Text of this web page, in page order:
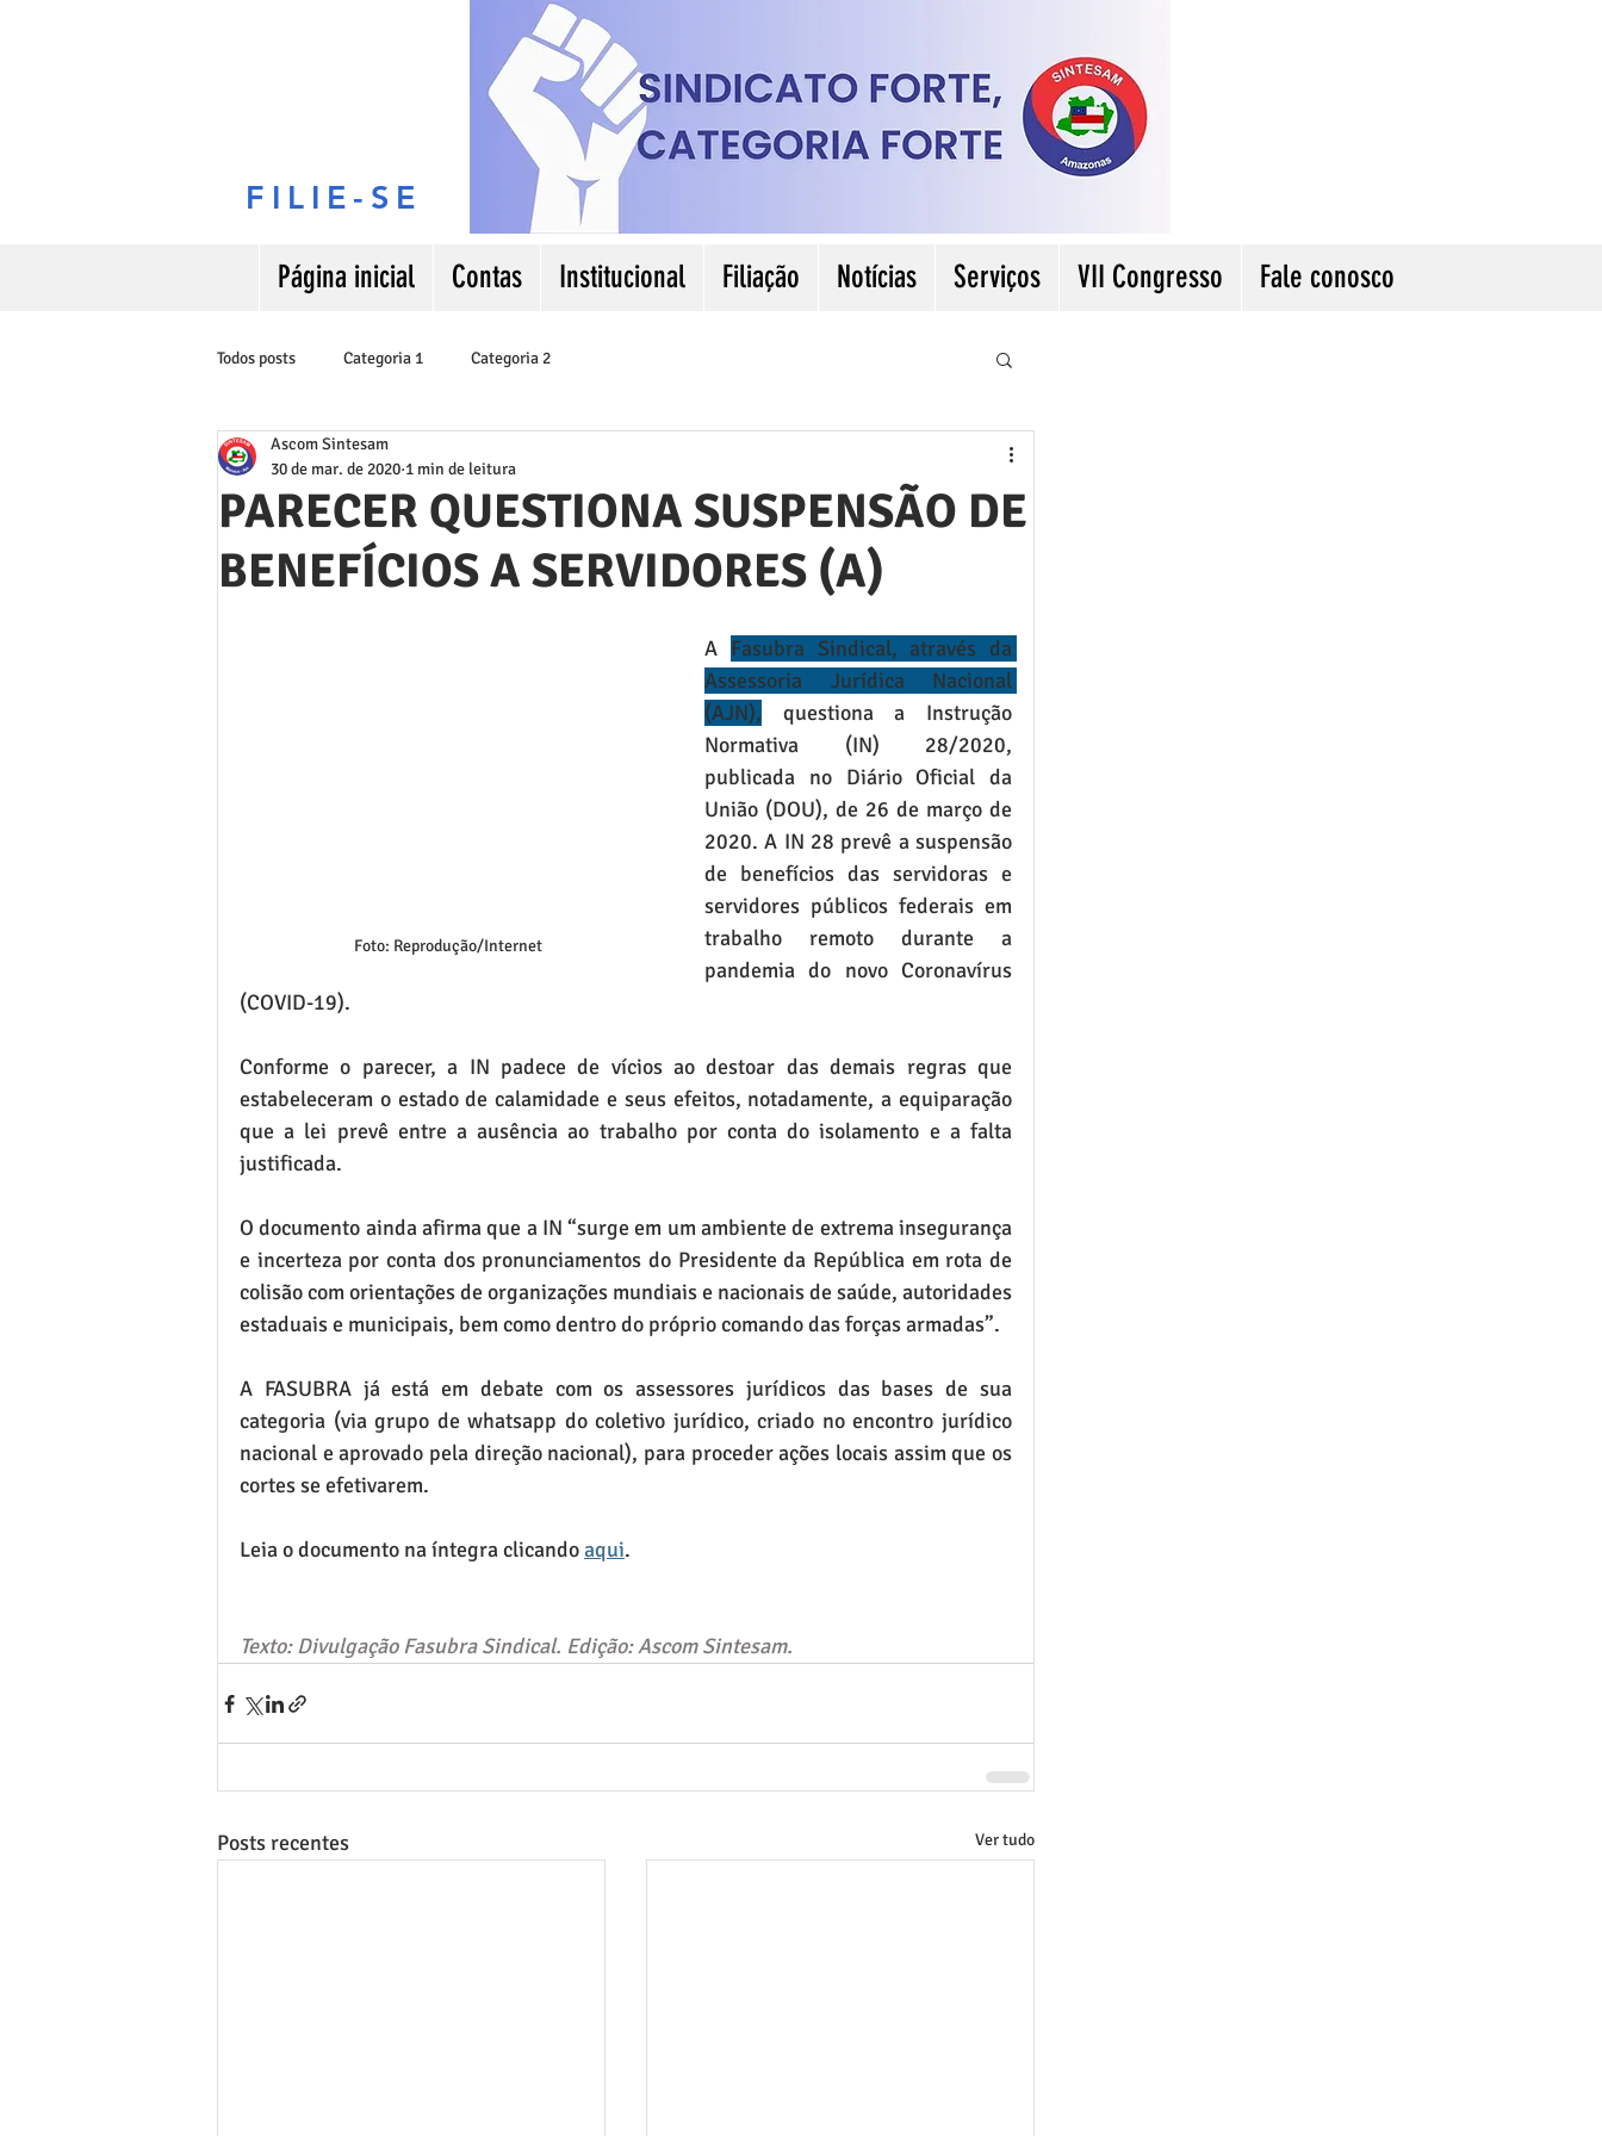
FILIE-SE
Página inicial Contas Institucional Filiação Notícias Serviços VII Congresso Fale conosco
Todos posts Categoria 1 Categoria 2
PARECER QUESTIONA SUSPENSÃO DE
BENEFÍCIOS A SERVIDORES (A)
Ascom Sintesam
30 de mar. de 2020 1 min de leitura
Foto: Reprodução/Internet
A Fasubra Sindical, através da
Assessoria Jurídica Nacional
(AJN), questiona a Instrução
Normativa (IN) 28/2020,
publicada no Diário Oficial da
União (DOU), de 26 de março de
2020. A IN 28 prevê a suspensão
de benefícios das servidoras e
servidores públicos federais em
trabalho remoto durante a
pandemia do novo Coronavírus
(COVID-19).
Conforme o parecer, a IN padece de vícios ao destoar das demais regras que
estabeleceram o estado de calamidade e seus efeitos, notadamente, a equiparação
que a lei prevê entre a ausência ao trabalho por conta do isolamento e a falta
justificada.
O documento ainda afirma que a IN “surge em um ambiente de extrema insegurança
e incerteza por conta dos pronunciamentos do Presidente da República em rota de
colisão com orientações de organizações mundiais e nacionais de saúde, autoridades
estaduais e municipais, bem como dentro do próprio comando das forças armadas”.
A FASUBRA já está em debate com os assessores jurídicos das bases de sua
categoria (via grupo de whatsapp do coletivo jurídico, criado no encontro jurídico
nacional e aprovado pela direção nacional), para proceder ações locais assim que os
cortes se efetivarem.
Leia o documento na íntegra clicando aqui.
Texto: Divulgação Fasubra Sindical. Edição: Ascom Sintesam.
Posts recentes Ver tudo